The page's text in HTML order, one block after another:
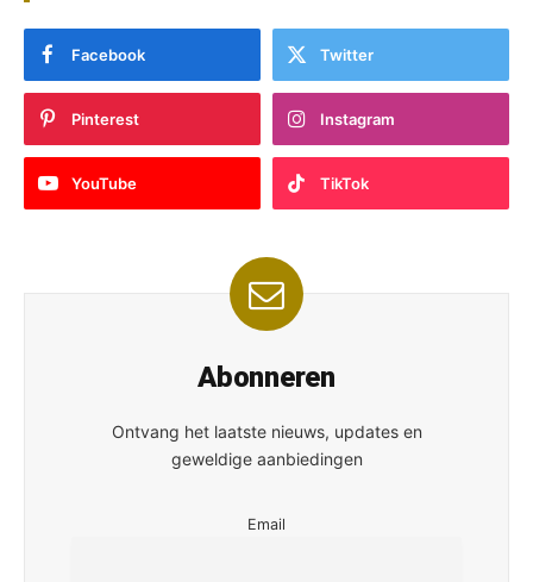
Facebook Twitter
Pinterest Instagram
YouTube TikTok
Abonneren
Ontvang het laatste nieuws, updates en
geweldige aanbiedingen
Email